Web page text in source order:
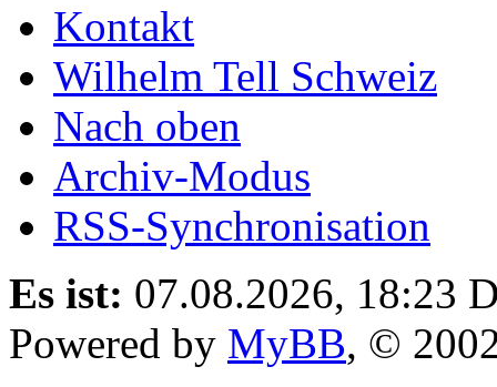
Kontakt
Wilhelm Tell Schweiz
Nach oben
Archiv-Modus
RSS-Synchronisation
Es ist: 07.08.2026, 18:23
Powered by MyBB, ©